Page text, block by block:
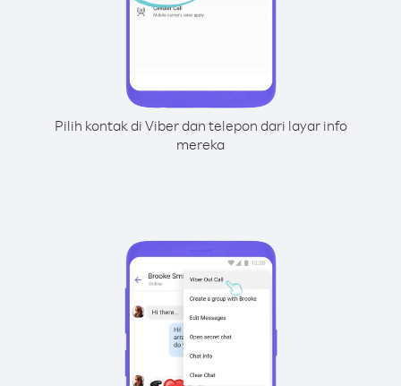
Pilih kontak di Viber dan telepon dari layar info
mereka